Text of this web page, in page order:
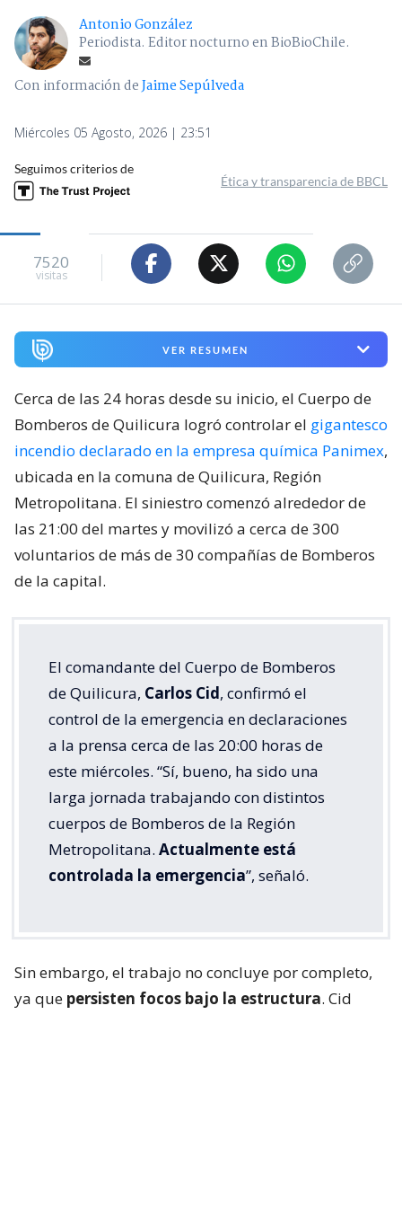
Antonio González
Periodista. Editor nocturno en BioBioChile.
Con información deJaime Sepúlveda
Miércoles 05 Agosto, 2026 | 23:51
Seguimos criterios de
Ética y transparencia de BBCL
7520
visitas
VER RESUMEN
Cerca de las 24 horas desde su inicio, el Cuerpo de
Bomberos de Quilicura logró controlar el gigantesco
incendio declarado en la empresa química Panimex,
ubicada en la comuna de Quilicura, Región
Metropolitana. El siniestro comenzó alrededor de
las 21:00 del martes y movilizó a cerca de 300
voluntarios de más de 30 compañías de Bomberos
de la capital.
El comandante del Cuerpo de Bomberos
de Quilicura, Carlos Cid, confirmó el
control de la emergencia en declaraciones
a la prensa cerca de las 20:00 horas de
este miércoles. “Sí, bueno, ha sido una
larga jornada trabajando con distintos
cuerpos de Bomberos de la Región
Metropolitana. Actualmente está
controlada la emergencia”, señaló.
Sin embargo, el trabajo no concluye por completo,
ya que persisten focos bajo la estructura. Cid